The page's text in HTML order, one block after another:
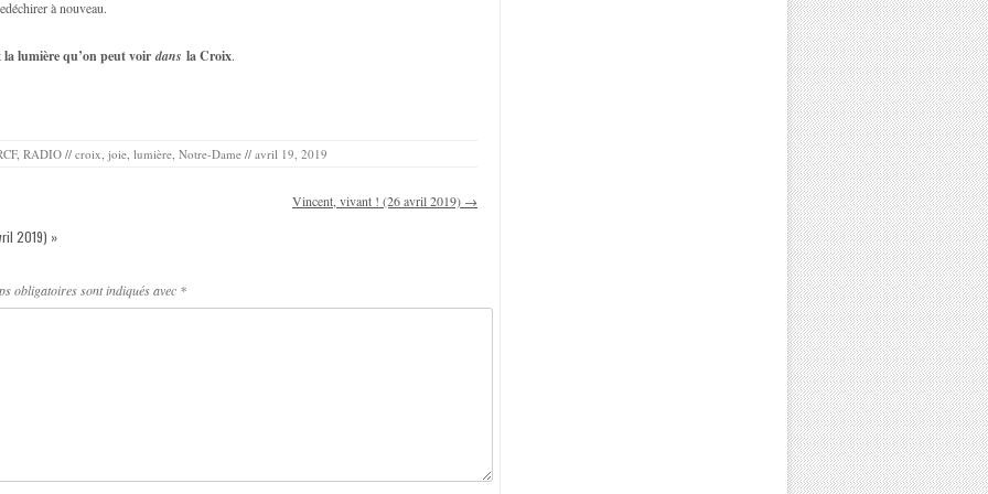
à nouveau.
la lumière qu’on peut voirdans la Croix.
, RADIO // croix, joie, lumière, Notre-Dame // avril 19, 2019
Vincent, vivant ! (26 avril 2019) →
2019) »
obligatoires sont indiqués avec *